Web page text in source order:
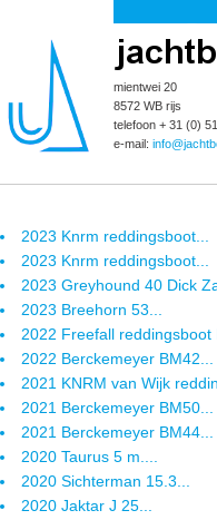
mientwei 20
8572 WB rijs
telefoon + 31 (0)
e-mail:
2023 Knrm reddingsboot...
2023 Knrm reddingsboot...
2023 Greyhound 40 Dick
2023 Breehorn 53...
2022 Freefall reddingsboot
2022 Berckemeyer BM42...
2021 KNRM van Wijk
2021 Berckemeyer BM50...
2021 Berckemeyer BM44...
2020 Taurus 5 m....
2020 Sichterman 15.3...
2020 Jaktar J 25...